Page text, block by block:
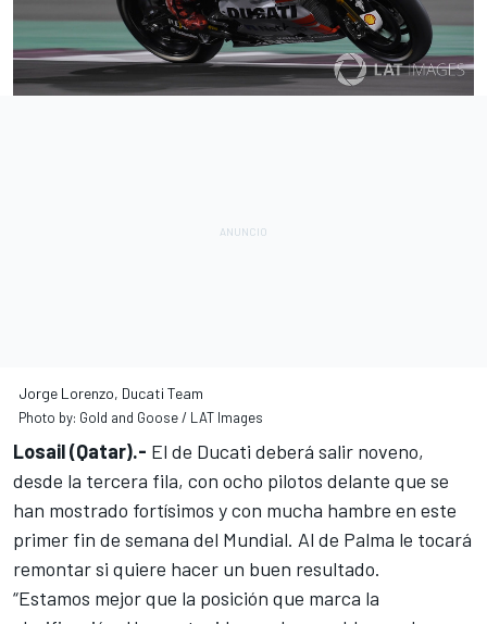
Jorge Lorenzo, Ducati Team
Photo by: Gold and Goose / LAT Images
Losail (Qatar).- El de Ducati deberá salir noveno,
desde la tercera fila, con ocho pilotos delante que se
han mostrado fortísimos y con mucha hambre en este
primer fin de semana del Mundial. Al de Palma le tocará
remontar si quiere hacer un buen resultado.
“Estamos mejor que la posición que marca la